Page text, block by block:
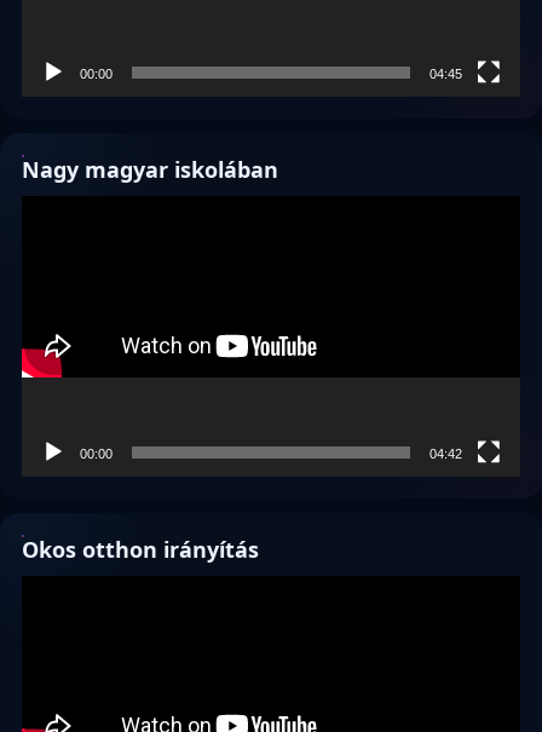
00:00 04:45
Nagy magyar iskolában
00:00 04:42
Okos otthon irányítás